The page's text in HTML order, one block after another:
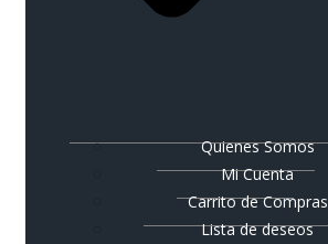
Quienes Somos
Mi Cuenta
Carrito de Compras
Lista de deseos